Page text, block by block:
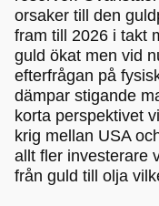
orsaker till den
fram till 2026 i takt
guld ökat men vid
efterfrågan på
dämpar stigande
korta perspektivet
krig mellan USA
allt fler investerare
från guld till olja